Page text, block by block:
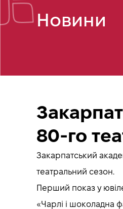
Новини
80-го
Закарпатський
театральний сезон.
Перший показ у
«Чарлі і шоколадна